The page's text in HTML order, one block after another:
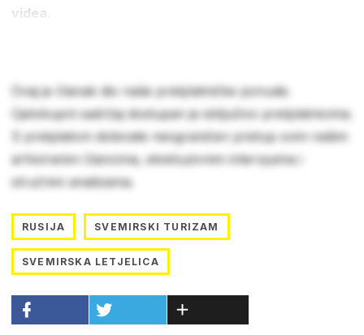
videa
Ovaj je članak dio naše pretplatničke ponude.
Cjelokupni sadržaj dostupan je isključivo pretplatnicima.
S pretplatom dobivate neograničen pristup svim našim
arhiviranim člancima, ekskluzivnim intervjuima i
stručnim analizama.
RUSIJA SVEMIRSKI TURIZAM
SVEMIRSKA LETJELICA